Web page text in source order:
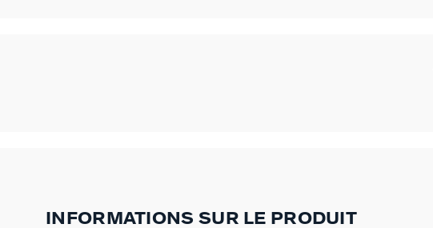
INFORMATIONS SUR LE PRODUIT